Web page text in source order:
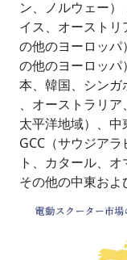
ン、ノルウェー
イス、オースト
の他のヨーロッ
の他のヨーロッパ
本、韓国、シンガ
、オーストラリ
太平洋地域）、中
GCC（サウジア
ト、カタール、
その他の中東およ